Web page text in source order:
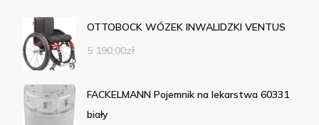
OTTOBOCK WÓZEK INWALIDZKI VENTUS
5 190,00zł
FACKELMANN Pojemnik na lekarstwa 60331
biały